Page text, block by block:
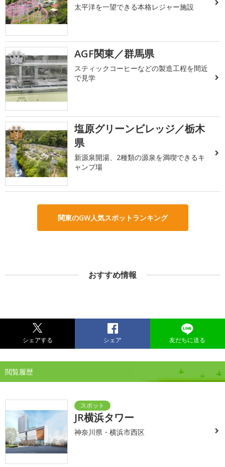
太平洋を一望できる本格レジャー施設
2 AGF関東／群馬県
スティックコーヒーなどの製造工程を間近
で見学
3
塩原グリーンビレッジ／栃木
県
新源泉開湯、2種類の源泉を満喫できるキ
ャンプ場
関東のGW人気スポットランキング
おすすめ情報
シェアする シェア 友だちに送る
閲覧履歴
JR横浜タワー
神奈川県・横浜市西区